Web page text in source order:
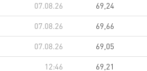
07.08.26 69,24
07.08.26 69,66
07.08.26 69,05
12:46 69,21